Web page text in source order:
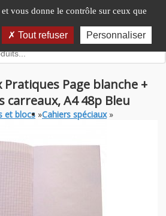
vous donne le contrôle sur ceux que
Tout refuser Personnaliser
Pratiques Page blanche +
carreaux, A4 48p Bleu
et blocs »Cahiers spéciaux »